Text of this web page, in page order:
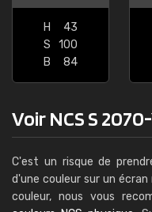
H
43
S
100
B
84
Voir NCS S
C'est un risque de
d'une couleur sur un
couleur, nous vous